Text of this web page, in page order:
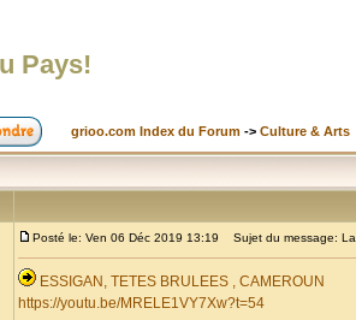
Pays!
grioo.com Index du Forum -> Culture & Arts
Posté le: Ven 06 Déc 2019 13:19 Sujet du message:
ESSIGAN, TETES BRULEES , CAMEROUN
https://youtu.be/MRELE1VY7Xw?t=54